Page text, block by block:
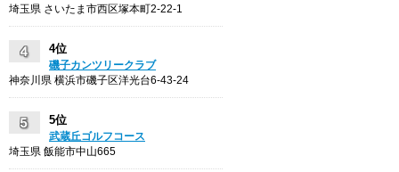
埼玉県 さいたま市西区塚本町2-22-1
4位
磯子カンツリークラブ
神奈川県 横浜市磯子区洋光台6-43-24
5位
武蔵丘ゴルフコース
埼玉県 飯能市中山665